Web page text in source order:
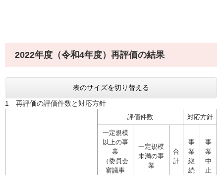
2022年度（令和4年度）再評価の結果
表のサイズを切り替える
1 再評価の評価件数と対応方針
評価件数 対応方針
一定規模
以上の事
業
（委員会
審議事
一定規模
未満の事
業
合
計
事
業
継
続
事
業
中
止